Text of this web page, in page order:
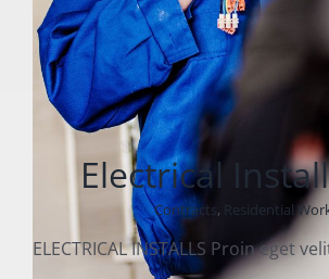
Electrical
Contracts, Residential
ELECTRICAL INSTALLS Proin eget